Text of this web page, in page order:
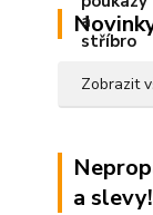
Zobrazit
a slevy!